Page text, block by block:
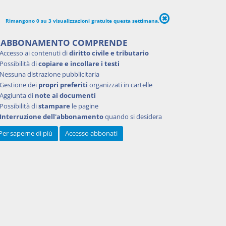
un
del
Rimangono 0 su 3 visualizzazioni gratuite questa settimana.
COMPRENDE
Accesso ai contenuti didiritto civile e tributario
Possibilità dicopiare e incollare i testi
Nessuna distrazione pubblicitaria
Gestione dei propri preferiti organizzati in cartelle
Aggiunta di note ai documenti
Possibilità distampare le pagine
Interruzione dell'abbonamentoquando si desidera
saperne di più
Accesso abbonati